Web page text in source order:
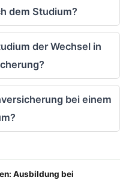
dem Studium?
der Wechsel in
bei einem
Ausbildung bei